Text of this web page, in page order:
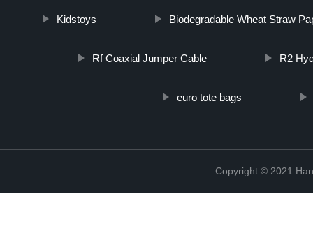
Kidstoys Biodegradable Wheat Straw
Rf Coaxial Jumper Cable R2
euro tote bags
Copyright © 2021